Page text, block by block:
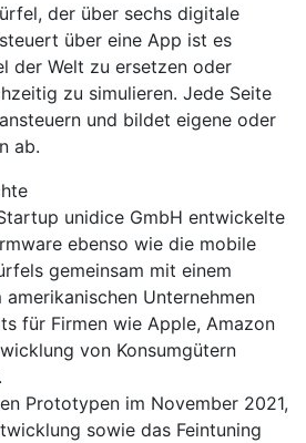
der über sechs digitale
über eine App ist es
der Welt zu ersetzen oder
zu simulieren. Jede Seite
und bildet eigene oder
ab.
unidice GmbH entwickelte
ebenso wie die mobile
gemeinsam mit einem
Unternehmen
für Firmen wie Apple, Amazon
von Konsumgütern
Prototypen im November 2021,
sowie das Feintuning